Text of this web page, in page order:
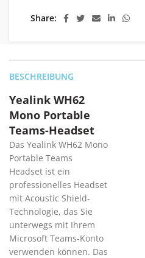
Share
BESCHREIBUNG
Yealink WH62
Mono Portable
Teams-Headset
Das Yealink WH62 Mono
Portable Teams
Headset ist ein
professionelles Headset
mit Acoustic Shield-
Technologie, das Sie
unterwegs mit Ihrem
Microsoft Teams-Konto
verwenden können. Das